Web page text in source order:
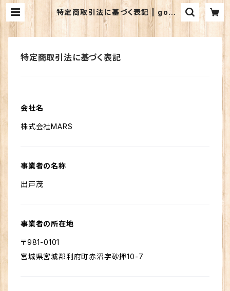
特定商取引法に基づく表記 | goo
d'ay winery shop
特定商取引法に基づく表記
会社名
株式会社MARS
事業者の名称
出戸茂
事業者の所在地
〒981-0101
宮城県宮城郡利府町赤沼字砂押10-7